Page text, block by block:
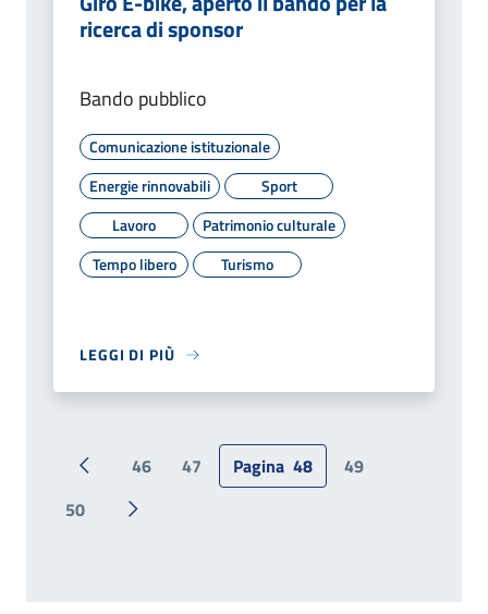
ricerca di sponsor
Bando pubblico
Comunicazione istituzionale
Energie rinnovabili
Sport
Lavoro
Patrimonio culturale
Tempo libero
Turismo
LEGGI DI PIÙ
Pagina precedente
46 47 Pagina 48
49
50
Pagina successiva